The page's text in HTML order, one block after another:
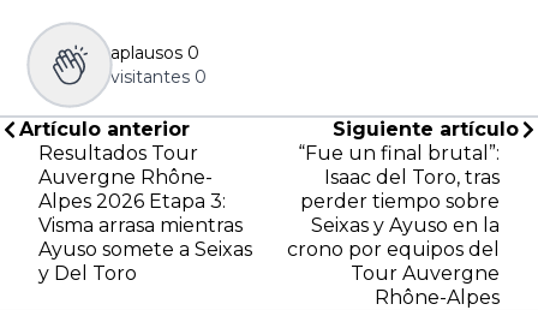
aplausos 0
visitantes 0
Artículo anterior
Resultados Tour
Auvergne Rhône-
Alpes 2026 Etapa 3:
Visma arrasa mientras
Ayuso somete a Seixas
y Del Toro
Siguiente artículo
“Fue un final brutal”:
Isaac del Toro, tras
perder tiempo sobre
Seixas y Ayuso en la
crono por equipos del
Tour Auvergne
Rhône-Alpes